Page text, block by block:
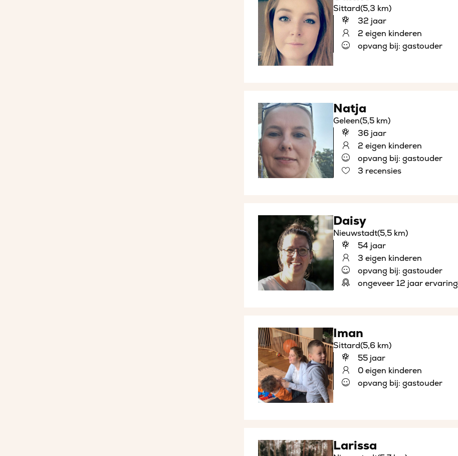
Sittard(5,3 km)
32 jaar
2 eigen kinderen
opvang bij: gastouder
Natja
Geleen(5,5 km)
36 jaar
2 eigen kinderen
opvang bij: gastouder
3 recensies
Daisy
Nieuwstadt(5,5 km)
54 jaar
3 eigen kinderen
opvang bij: gastouder
ongeveer 12 jaar ervaring
Iman
Sittard(5,6 km)
55 jaar
0 eigen kinderen
opvang bij: gastouder
Larissa